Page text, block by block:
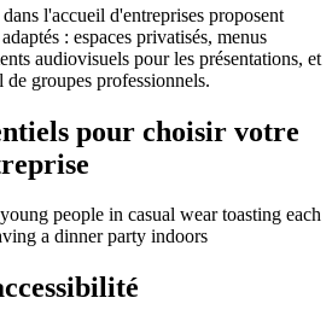
l'accueil d'entreprises proposent
: espaces privatisés, menus
audiovisuels pour les présentations, et
groupes professionnels.
pour choisir votre